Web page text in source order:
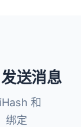
送消息
和
绑定